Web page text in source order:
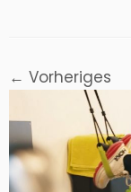
← Vorheriges